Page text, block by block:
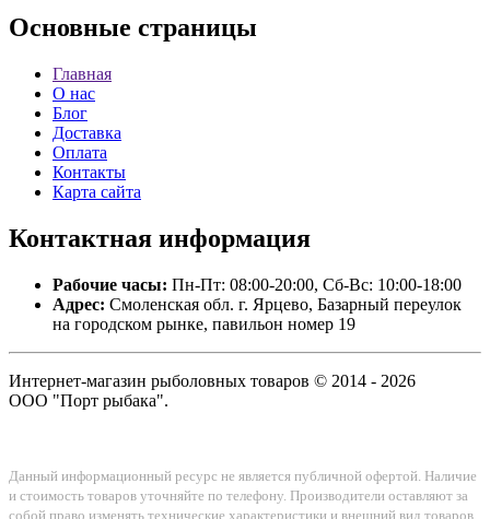
Основные страницы
Главная
О нас
Блог
Доставка
Оплата
Контакты
Карта сайта
Контактная информация
Рабочие часы: Пн-Пт: 08:00-20:00, Сб-Вс: 10:00-18:00
Адрес: Смоленская обл. г. Ярцево, Базарный переулок
на городском рынке, павильон номер 19
Интернет-магазин рыболовных товаров © 2014 - 2026
ООО "Порт рыбака".
Данный информационный ресурс не является публичной офертой. Наличие
и стоимость товаров уточняйте по телефону. Производители оставляют за
собой право изменять технические характеристики и внешний вид товаров